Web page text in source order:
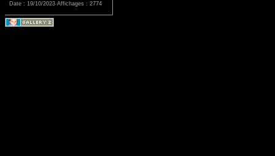
Date : 19/10/2023 Affichages : 2774